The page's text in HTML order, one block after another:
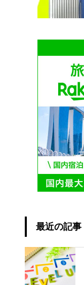
最近の記事